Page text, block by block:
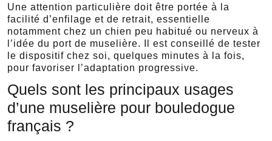
Une attention particulière doit être portée à la
facilité d’enfilage et de retrait, essentielle
notamment chez un chien peu habitué ou nerveux à
l’idée du port de muselière. Il est conseillé de tester
le dispositif chez soi, quelques minutes à la fois,
pour favoriser l’adaptation progressive.
Quels sont les principaux usages
d’une muselière pour bouledogue
français ?